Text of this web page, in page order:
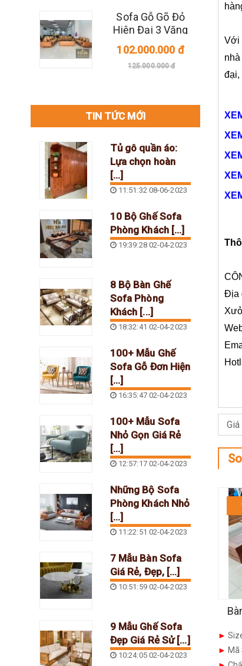
Với
đại,
Địa
►
► Mã
Sofa Gỗ Gõ Đỏ
Hiện Đại 3 Văng
102.000.000 đ
125.000.000 đ
TIN TỨC MỚI
Tủ gô quần áo:
Lựa chọn hoàn
[...]
11:51:32 08-06-2023
10 Bộ Ghế Sofa
Phòng Khách [...]
19:39:28 02-04-2023
8 Bộ Bàn Ghế
Sofa Phòng
Khách [...]
18:32:41 02-04-2023
100+ Mẫu Ghế
Sofa Gỗ Đơn Hiện
[...]
16:35:47 02-04-2023
100+ Mẫu Sofa
Nhỏ Gọn Giá Rẻ
[...]
12:57:17 02-04-2023
Những Bộ Sofa
Phòng Khách Nhỏ
[...]
11:22:51 02-04-2023
7 Mẫu Bàn Sofa
Giá Rẻ, Đẹp, [...]
10:51:59 02-04-2023
9 Mẫu Ghế Sofa
Đẹp Giá Rẻ Sử [...]
10:24:05 02-04-2023